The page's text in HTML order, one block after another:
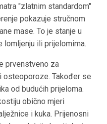
"zlatnim standardom"
pokazuje stručnom
mase. To je stanje u
lomljenju ili prijelomima.
prvenstveno za
Također se
od budućih prijeloma.
obično mjeri
i kuka. Prijenosni